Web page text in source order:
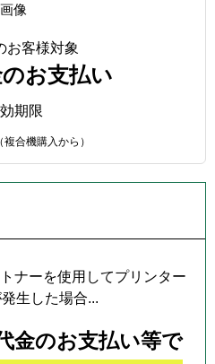
お客様対象
お支払い
期限
（複合機購入から）
ナーを使用してプリンター
生した場合...
金のお支払い等で